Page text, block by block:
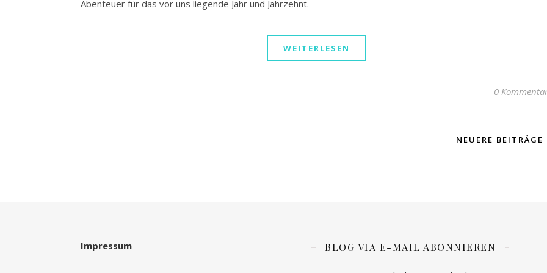
Abenteuer für das vor uns liegende Jahr und Jahrzehnt.
WEITERLESEN
0
NEUERE BEITRÄGE
Impressum BLOG VIA E-MAIL ABONNIEREN